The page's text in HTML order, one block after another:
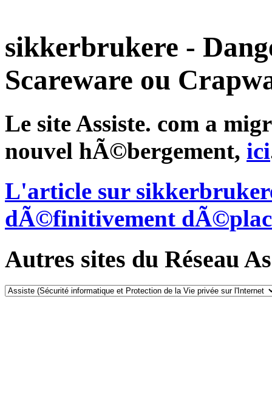
sikkerbrukere -
Scareware ou
Le site Assiste. com a
nouvel hÃ©bergement, ici
L'article sur
dÃ©finitivement
Autres sites du Réseau